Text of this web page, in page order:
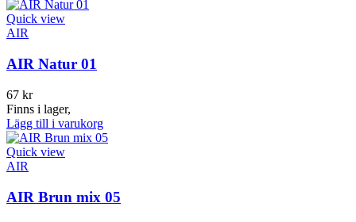
Quick view
AIR
AIR Natur 01
67 kr
Finns i lager,
Lägg till i varukorg
Quick view
AIR
AIR Brun mix 05